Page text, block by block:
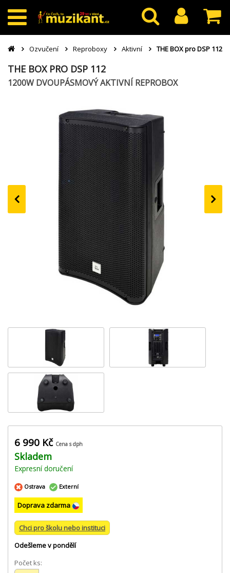
Ozvučení Reproboxy Aktivní THE BOX pro DSP 112
THE BOX PRO DSP 112
1200W DVOUPÁSMOVÝ AKTIVNÍ REPROBOX
6 990 Kč Cena s dph
Skladem
Expresní doručení
Ostrava Externí
Doprava zdarma
Chci pro školu nebo instituci
Odešleme v pondělí
Počet ks: